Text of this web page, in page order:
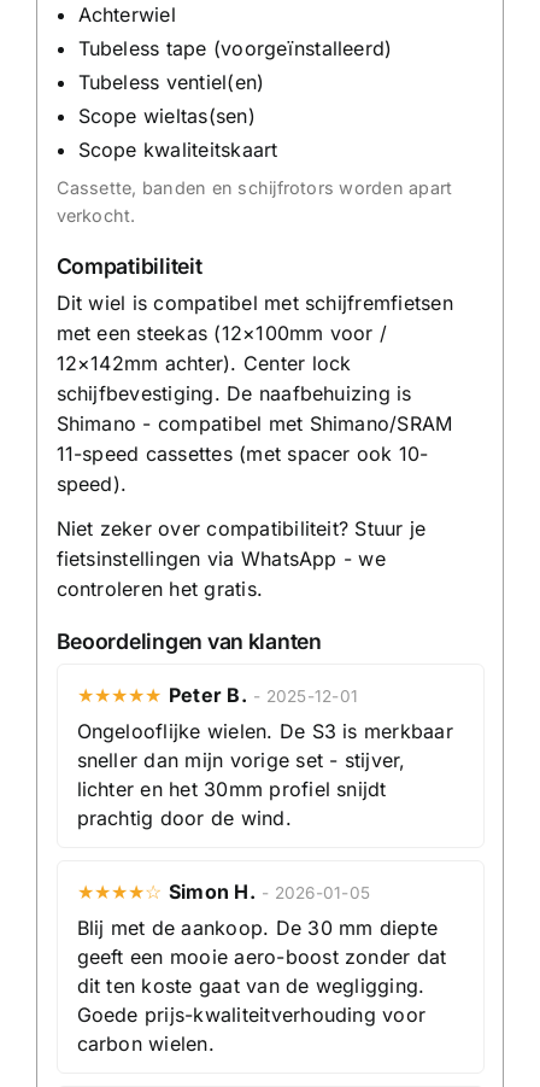
Achterwiel
Tubeless tape (voorgeïnstalleerd)
Tubeless ventiel(en)
Scope wieltas(sen)
Scope kwaliteitskaart
Cassette, banden en schijfrotors worden apart
verkocht.
Compatibiliteit
Dit wiel is compatibel met schijfremfietsen
met een steekas (12×100mm voor /
12×142mm achter). Center lock
schijfbevestiging. De naafbehuizing is
Shimano - compatibel met Shimano/SRAM
11-speed cassettes (met spacer ook 10-
speed).
Niet zeker over compatibiliteit? Stuur je
fietsinstellingen via WhatsApp - we
controleren het gratis.
Beoordelingen van klanten
★★★★★ Peter B. - 2025-12-01
Ongelooflijke wielen. De S3 is merkbaar
sneller dan mijn vorige set - stijver,
lichter en het 30mm profiel snijdt
prachtig door de wind.
★★★★☆ Simon H. - 2026-01-05
Blij met de aankoop. De 30 mm diepte
geeft een mooie aero-boost zonder dat
dit ten koste gaat van de wegligging.
Goede prijs-kwaliteitverhouding voor
carbon wielen.